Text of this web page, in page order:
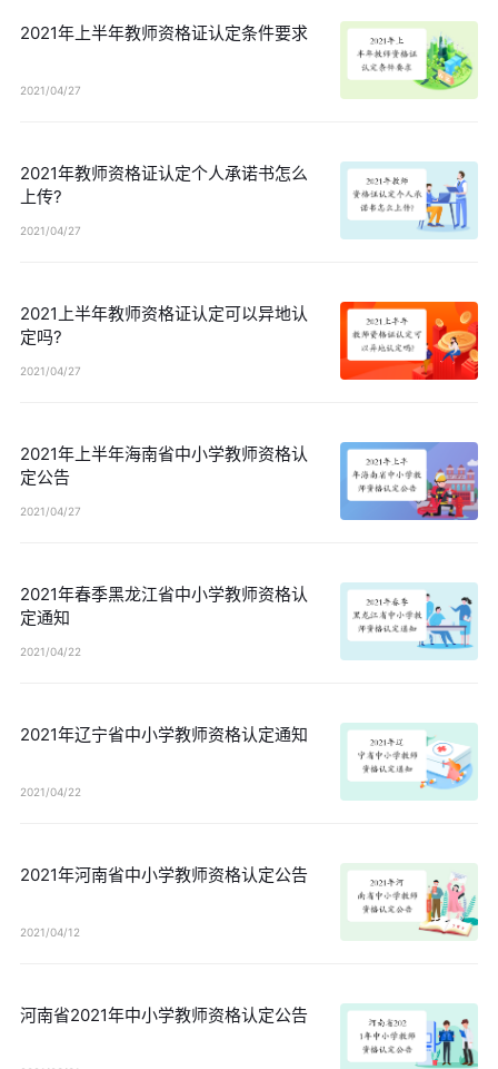
2021年上半年教师资格证认定条件要求
2021/04/27
2021年教师资格证认定个人承诺书怎么
上传?
2021/04/27
2021上半年教师资格证认定可以异地认
定吗?
2021/04/27
2021年上半年海南省中小学教师资格认
定公告
2021/04/27
2021年春季黑龙江省中小学教师资格认
定通知
2021/04/22
2021年辽宁省中小学教师资格认定通知
2021/04/22
2021年河南省中小学教师资格认定公告
2021/04/12
河南省2021年中小学教师资格认定公告